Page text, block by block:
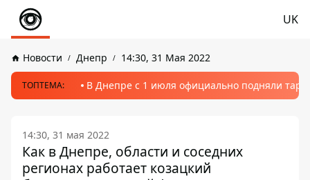
UK
Новости Днепр 14:30, 31 Мая 2022
ТОПТЕМА: В Днепре с 1 июля официально подняли
14:30, 31 мая 2022
Как в Днепре, области и соседних
регионах работает козацкий